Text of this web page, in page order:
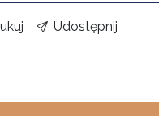
Udostępnij